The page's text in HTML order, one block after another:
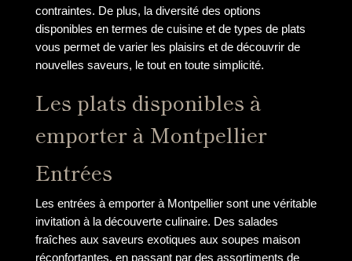
contraintes. De plus, la diversité des options
disponibles en termes de cuisine et de types de plats
vous permet de varier les plaisirs et de découvrir de
nouvelles saveurs, le tout en toute simplicité.
Les plats disponibles à
emporter à Montpellier
Entrées
Les entrées à emporter à Montpellier sont une véritable
invitation à la découverte culinaire. Des salades
fraîches aux saveurs exotiques aux soupes maison
réconfortantes, en passant par des assortiments de